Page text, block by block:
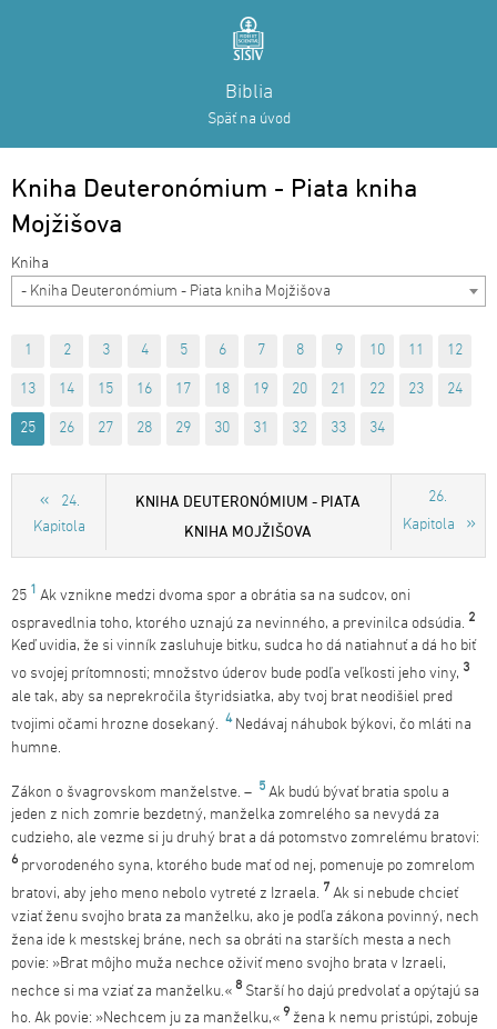
Biblia
Späť na úvod
Kniha Deuteronómium - Piata kniha
Mojžišova
- Kniha Deuteronómium - Piata kniha Mojžišova
1 2 3 4 5 6 7 8 9 10 11 12
13 14 15 16 17 18 19 20 21 22 23 24
25 26 27 28 29 30 31 32 33 34
24.
Kapitola
KNIHA DEUTERONÓMIUM - PIATA
KNIHA MOJŽIŠOVA
26.
Kapitola
25 1 Ak vznikne medzi dvoma spor a obrátia sa na sudcov, oni
ospravedlnia toho, ktorého uznajú za nevinného, a previnilca odsúdia. 2
Keď uvidia, že si vinník zasluhuje bitku, sudca ho dá natiahnuť a dá ho biť
vo svojej prítomnosti; množstvo úderov bude podľa veľkosti jeho viny, 3
ale tak, aby sa neprekročila štyridsiatka, aby tvoj brat neodišiel pred
tvojimi očami hrozne dosekaný. 4 Nedávaj náhubok býkovi, čo mláti na
humne.
Zákon o švagrovskom manželstve. – 5 Ak budú bývať bratia spolu a
jeden z nich zomrie bezdetný, manželka zomrelého sa nevydá za
cudzieho, ale vezme si ju druhý brat a dá potomstvo zomrelému bratovi:
6 prvorodeného syna, ktorého bude mať od nej, pomenuje po zomrelom
bratovi, aby jeho meno nebolo vytreté z Izraela. 7 Ak si nebude chcieť
vziať ženu svojho brata za manželku, ako je podľa zákona povinný, nech
žena ide k mestskej bráne, nech sa obráti na starších mesta a nech
povie: »Brat môjho muža nechce oživiť meno svojho brata v Izraeli,
nechce si ma vziať za manželku.« 8 Starší ho dajú predvolať a opýtajú sa
ho. Ak povie: »Nechcem ju za manželku,« 9 žena k nemu pristúpi, zobuje